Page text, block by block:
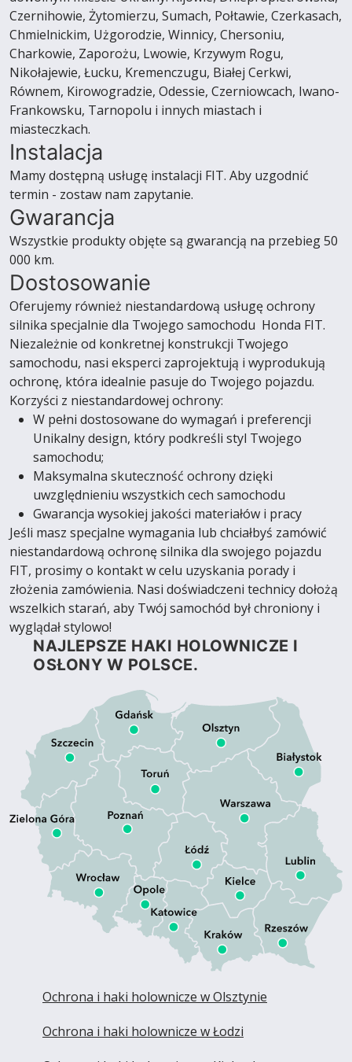
Czernihowie, Żytomierzu, Sumach, Połtawie, Czerkasach,
Chmielnickim, Użgorodzie, Winnicy, Chersoniu,
Charkowie, Zaporożu, Lwowie, Krzywym Rogu,
Nikołajewie, Łucku, Kremenczugu, Białej Cerkwi,
Równem, Kirowogradzie, Odessie, Czerniowcach, Iwano-
Frankowsku, Tarnopolu i innych miastach i
miasteczkach.
Instalacja
Mamy dostępną usługę instalacji FIT. Aby uzgodnić
termin - zostaw nam zapytanie.
Gwarancja
Wszystkie produkty objęte są gwarancją na przebieg 50
000 km.
Dostosowanie
Oferujemy również niestandardową usługę ochrony
silnika specjalnie dla Twojego samochodu Honda FIT.
Niezależnie od konkretnej konstrukcji Twojego
samochodu, nasi eksperci zaprojektują i wyprodukują
ochronę, która idealnie pasuje do Twojego pojazdu.
Korzyści z niestandardowej ochrony:
W pełni dostosowane do wymagań i preferencji
Unikalny design, który podkreśli styl Twojego
samochodu;
Maksymalna skuteczność ochrony dzięki
uwzględnieniu wszystkich cech samochodu
Gwarancja wysokiej jakości materiałów i pracy
Jeśli masz specjalne wymagania lub chciałbyś zamówić
niestandardową ochronę silnika dla swojego pojazdu
FIT, prosimy o kontakt w celu uzyskania porady i
złożenia zamówienia. Nasi doświadczeni technicy dołożą
wszelkich starań, aby Twój samochód był chroniony i
wyglądał stylowo!
NAJLEPSZE HAKI HOLOWNICZE I
OSŁONY W POLSCE.
Ochrona i haki holownicze w Olsztynie
Ochrona i haki holownicze w Łodzi